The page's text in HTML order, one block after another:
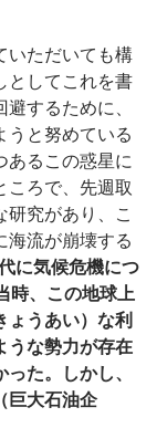
いただいても構
としてこれを書
するために、
うと努めている
あるこの惑星に
ころで、先週取
研究があり、こ
海流が崩壊する
に気候危機につ
時、この地球上
ょうあい）な利
うな勢力が存在
た。しかし、
巨大石油企